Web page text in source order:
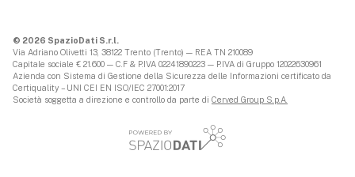
© 2026 SpazioDati S.r.l.
Via Adriano Olivetti 13, 38122 Trento (Trento) — REA TN 210089
Capitale sociale € 21.600 — C.F & P.IVA 02241890223 — P.IVA di Gruppo 12022630961
Azienda con Sistema di Gestione della Sicurezza delle Informazioni certificato da
Certiquality – UNI CEI EN ISO/IEC 27001:2017
Società soggetta a direzione e controllo da parte di Cerved Group S.p.A.